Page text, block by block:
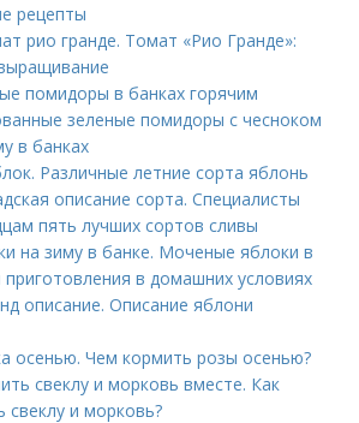
рецепты
рио гранде. Томат «Рио Гранде»:
помидоры в банках горячим
зеленые помидоры с чесноком
в банках
Различные летние сорта яблонь
описание сорта. Специалисты
пять лучших сортов сливы
на зиму в банке. Моченые яблоки в
в домашних условиях
описание. Описание яблони
осенью. Чем кормить розы осенью?
свеклу и морковь вместе. Как
свеклу и морковь?